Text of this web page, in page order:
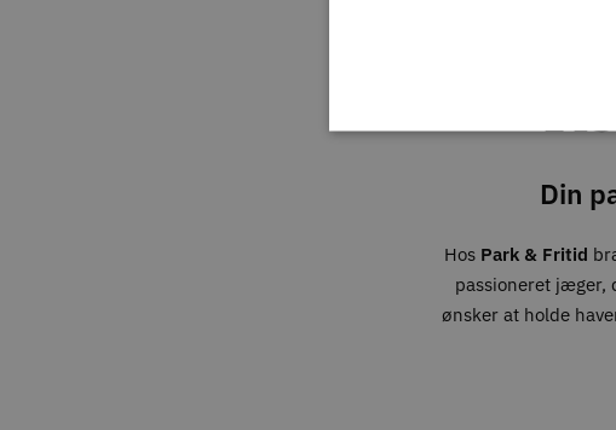
Din
Hos Park & Fritid
passioneret jæger,
ønsker at holde